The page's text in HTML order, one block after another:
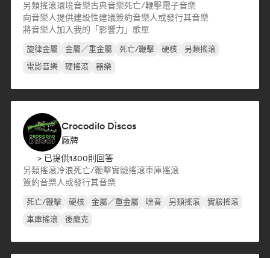
另類搖滾環境音樂古典音樂死亡/鞭擊電子音樂
向音樂人提供建設性建議簽約音樂人或發行其音樂
將音樂人加入我的「影響力」歌單
旋律金屬 金屬／重金屬 死亡/鞭擊 硬核
另類搖滾
電影音樂
硬搖滾 器樂
Crocodilo Discos
廠牌
> 已提供1300則回答
另類搖滾冷浪死亡/鞭擊實驗搖滾車庫搖滾
簽約音樂人或發行其音樂
死亡/鞭擊 硬核 金屬／重金屬 噪音 另類搖滾
實驗搖滾
車庫搖滾
後龐克